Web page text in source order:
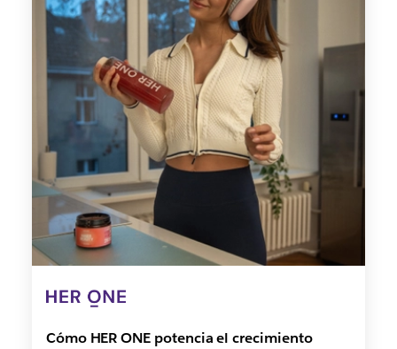
Cómo HER ONE potencia el crecimiento